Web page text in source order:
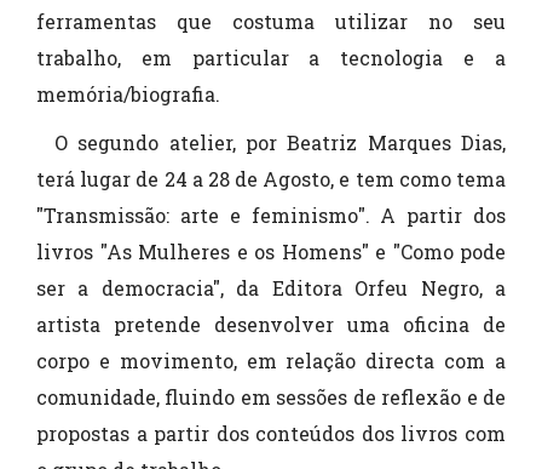
ferramentas que costuma utilizar no seu
trabalho, em particular a tecnologia e a
memória/biografia.
O segundo atelier, por Beatriz Marques Dias,
terá lugar de 24 a 28 de Agosto, e tem como tema
"Transmissão: arte e feminismo". A partir dos
livros "As Mulheres e os Homens" e "Como pode
ser a democracia", da Editora Orfeu Negro, a
artista pretende desenvolver uma oficina de
corpo e movimento, em relação directa com a
comunidade, fluindo em sessões de reflexão e de
propostas a partir dos conteúdos dos livros com